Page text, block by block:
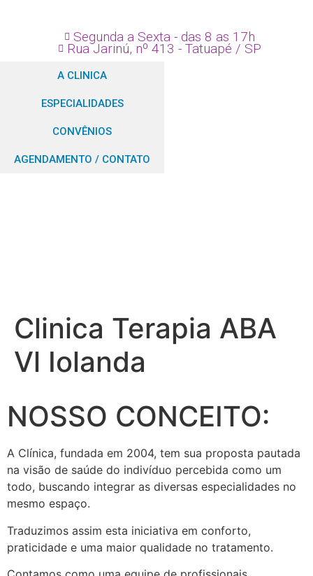
Segunda a Sexta - das 8 as 17h
Rua Jarinú, nº 413 - Tatuapé / SP
A CLINICA
ESPECIALIDADES
CONVÊNIOS
AGENDAMENTO / CONTATO
Clinica Terapia ABA
Vl Iolanda
NOSSO CONCEITO:
A Clínica, fundada em 2004, tem sua proposta pautada
na visão de saúde do indivíduo percebida como um
todo, buscando integrar as diversas especialidades no
mesmo espaço.
Traduzimos assim esta iniciativa em conforto,
praticidade e uma maior qualidade no tratamento.